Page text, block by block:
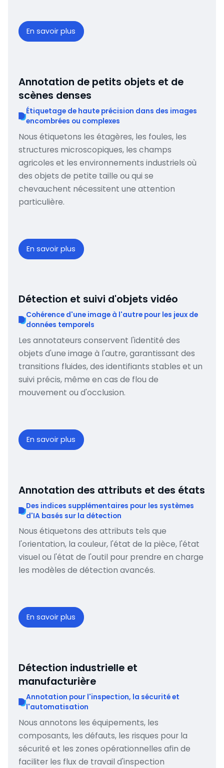
En savoir plus
Annotation de petits objets et de
scènes denses
Étiquetage de haute précision dans des images
encombrées ou complexes
Nous étiquetons les étagères, les foules, les
structures microscopiques, les champs
agricoles et les environnements industriels où
des objets de petite taille ou qui se
chevauchent nécessitent une attention
particulière.
En savoir plus
Détection et suivi d'objets vidéo
Cohérence d'une image à l'autre pour les jeux de
données temporels
Les annotateurs conservent l'identité des
objets d'une image à l'autre, garantissant des
transitions fluides, des identifiants stables et un
suivi précis, même en cas de flou de
mouvement ou d'occlusion.
En savoir plus
Annotation des attributs et des états
Des indices supplémentaires pour les systèmes
d'IA basés sur la détection
Nous étiquetons des attributs tels que
l'orientation, la couleur, l'état de la pièce, l'état
visuel ou l'état de l'outil pour prendre en charge
les modèles de détection avancés.
En savoir plus
Détection industrielle et
manufacturière
Annotation pour l'inspection, la sécurité et
l'automatisation
Nous annotons les équipements, les
composants, les défauts, les risques pour la
sécurité et les zones opérationnelles afin de
faciliter les flux de travail d'inspection